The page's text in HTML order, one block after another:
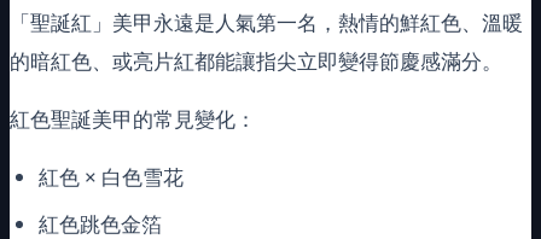
「聖誕紅」美甲永遠是人氣第一名，熱情的鮮紅色、溫暖
的暗紅色、或亮片紅都能讓指尖立即變得節慶感滿分。
紅色聖誕美甲的常見變化：
紅色 × 白色雪花
紅色跳色金箔